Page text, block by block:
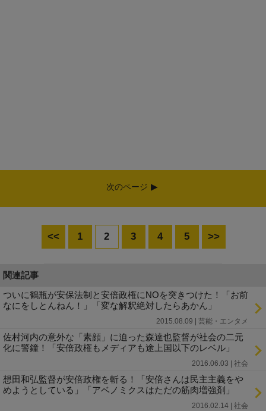
次のページ
<< 1 2 3 4 5 >>
関連記事
ついに鶴瓶が安保法制と安倍政権にNOを突きつけた！「お前
なにをしとんねん！」「変な解釈絶対したらあかん」
2015.08.09 | 芸能・エンタメ
佐村河内の意外な「素顔」に迫った森達也監督が社会の二元
化に警鐘！「安倍政権もメディアも途上国以下のレベル」
2016.06.03 | 社会
想田和弘監督が安倍政権を斬る！「安倍さんは民主主義をや
めようとしている」「アベノミクスはただの筋肉増強剤」
2016.02.14 | 社会